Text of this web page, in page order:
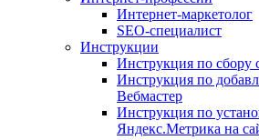
Интернет-маркетолог
SEO-специалист
Инструкции
Инструкция по сбору
Инструкция по
Вебмастер
Инструкция по
Яндекс.Метрика на